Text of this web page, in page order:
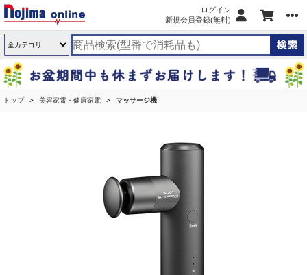
ログイン
新規会員登録(無料)
トップ 美容家電・健康家電 マッサージ機